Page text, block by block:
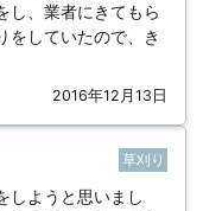
し、業者にきてもら
をしていたので、き
2016年12月13日
草刈り
しようと思いまし